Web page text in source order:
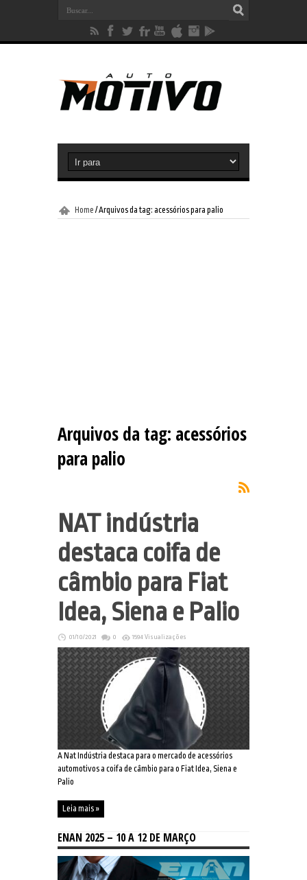
Home /Arquivos da tag: acessórios para palio
Arquivos da tag: acessórios
para palio
NAT indústria
destaca coifa de
câmbio para Fiat
Idea, Siena e Palio
01/10/2021 0 1594 Visualizações
A Nat Indústria destaca para o mercado de acessórios
automotivos a coifa de câmbio para o Fiat Idea, Siena e
Palio
Leia mais »
ENAN 2025 – 10 A 12 DE MARÇO